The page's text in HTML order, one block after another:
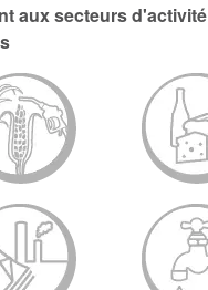
aux secteurs d'activité